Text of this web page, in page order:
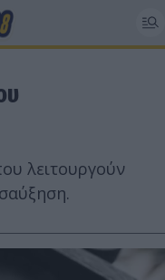
λειτουργούν